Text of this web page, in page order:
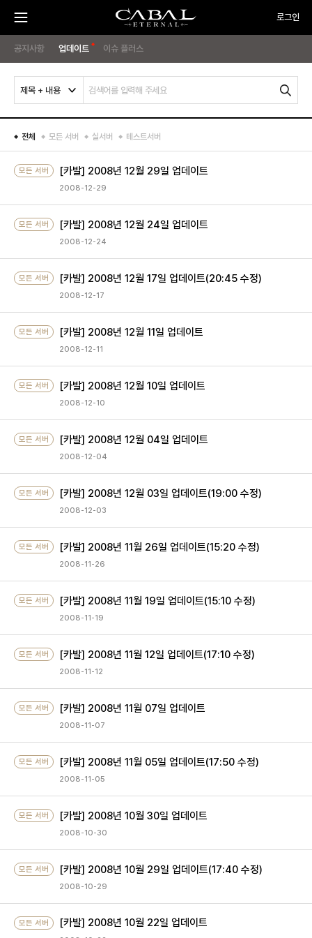
CABAL
TRANSCENDENCE
메
뉴
메
기
로그인
PC
OFF
임
시
하
공지사항 업데이트 이슈 플러스
제목 + 내용
검
색
전체 모든 서버 실서버 테스트서버
모든 서버 [카발] 2008년 12월 29일 업데이트
2008-12-29
모든 서버 [카발] 2008년 12월 24일 업데이트
2008-12-24
모든 서버 [카발] 2008년 12월 17일 업데이트(20:45 수정)
2008-12-17
모든 서버 [카발] 2008년 12월 11일 업데이트
2008-12-11
모든 서버 [카발] 2008년 12월 10일 업데이트
2008-12-10
모든 서버 [카발] 2008년 12월 04일 업데이트
2008-12-04
모든 서버 [카발] 2008년 12월 03일 업데이트(19:00 수정)
2008-12-03
모든 서버 [카발] 2008년 11월 26일 업데이트(15:20 수정)
2008-11-26
모든 서버 [카발] 2008년 11월 19일 업데이트(15:10 수정)
2008-11-19
모든 서버 [카발] 2008년 11월 12일 업데이트(17:10 수정)
2008-11-12
모든 서버 [카발] 2008년 11월 07일 업데이트
2008-11-07
모든 서버 [카발] 2008년 11월 05일 업데이트(17:50 수정)
2008-11-05
모든 서버 [카발] 2008년 10월 30일 업데이트
2008-10-30
모든 서버 [카발] 2008년 10월 29일 업데이트(17:40 수정)
2008-10-29
모든 서버 [카발] 2008년 10월 22일 업데이트